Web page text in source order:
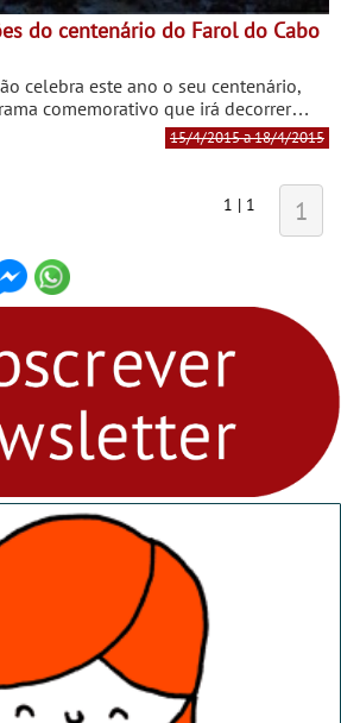
celebra este ano o seu centenário,
comemorativo que irá decorrer
de abril, que inclui exposições,
antigos faroleiros, teatro e um
15/4/2015 a 18/4/2015
1 | 1 1